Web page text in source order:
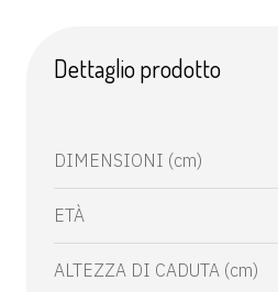
Dettaglio prodotto
DIMENSIONI (cm)
ETÀ
ALTEZZA DI CADUTA (cm)